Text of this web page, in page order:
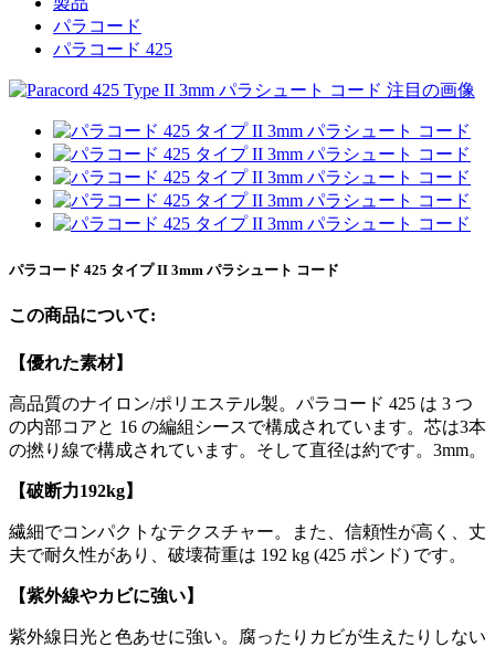
パラコード
パラコード 425
パラコード 425 タイプ II 3mm パラシュート コード
この商品について:
【優れた素材】
高品質のナイロン/ポ​​リエステル製。パラコード 425 は 3 つ
の内部コアと 16 の編組シースで構成されています。芯は3本
の撚り線で構成されています。そして直径は約です。3mm。
【破断力192kg】
繊細でコンパクトなテクスチャー。また、信頼性が高く、丈
夫で耐久性があり、破壊荷重は 192 kg (425 ポンド) です。
【紫外線やカビに強い】
紫外線日光と色あせに強い。腐ったりカビが生えたりしない